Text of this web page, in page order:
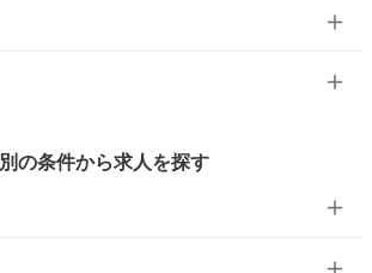
別の条件から求人を探す